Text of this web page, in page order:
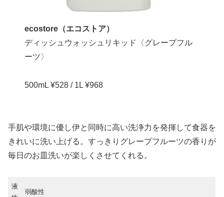
ecostore（エコストア）
ディッシュウォッシュリキッド〈グレープフル
ーツ〉
500mL ¥528 / 1L ¥968
手肌や環境に優し伊と同時に高い洗浄力を発揮して食器を
きれいに洗い上げる。すっきりグレープフルーツの香りが
毎日のお皿洗いが楽しくさせてくれる。
液
弱酸性